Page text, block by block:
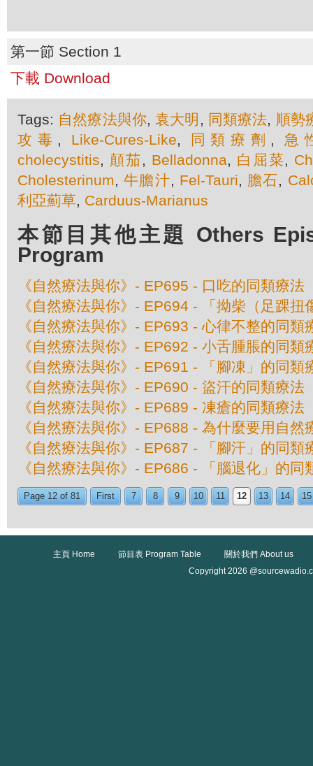
第一節 Section 1
下載 Download
Tags: 自然療法與你,袁大明 , 同類療法, 順勢
攻毒 , Like-Cures-Like, 同類療劑 , 急
cholecystitis, 顛茄, Belladonna, 白屈菜,
Cholesterinum,牛膽汁, Fel-Tauri, 膽石,
利亞薊草, Carduus-Marianus
本節目其他主題 Others
Program
《自然療法與你》- EP695 - 口吃的同類療法
《自然療法與你》- EP694 - 「拗柴（足踝扭
《自然療法與你》- EP693 - 心律不整的同類
《自然療法與你》- EP692 - 小舌腫脹的同類
《自然療法與你》- EP691 - 「腳凍」的同類
《自然療法與你》- EP690 - 盜汗的同類療法
《自然療法與你》- EP689 - 凍瘡的同類療法
《自然療法與你》- EP688 - 為什麼要用自然
《自然療法與你》- EP687 - 「腳汗」的同類
《自然療法與你》- EP686 - 「腦退化」的同
Page 12 of 81 First 7 8 9 10 11 12 13 14 15
主頁 Home 節目表 Program Table
關於我們 About us
Copyright 2026